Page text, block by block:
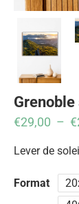
€29,00 – €
Lever de
Format